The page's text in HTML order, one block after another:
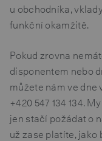
u obchodníka,
funkční okamžitě.
Pokud zrovna
disponentem nebo
můžete nám ve dne
+420 547 134 134.
jen stačí požádat o
už zase platíte, jako